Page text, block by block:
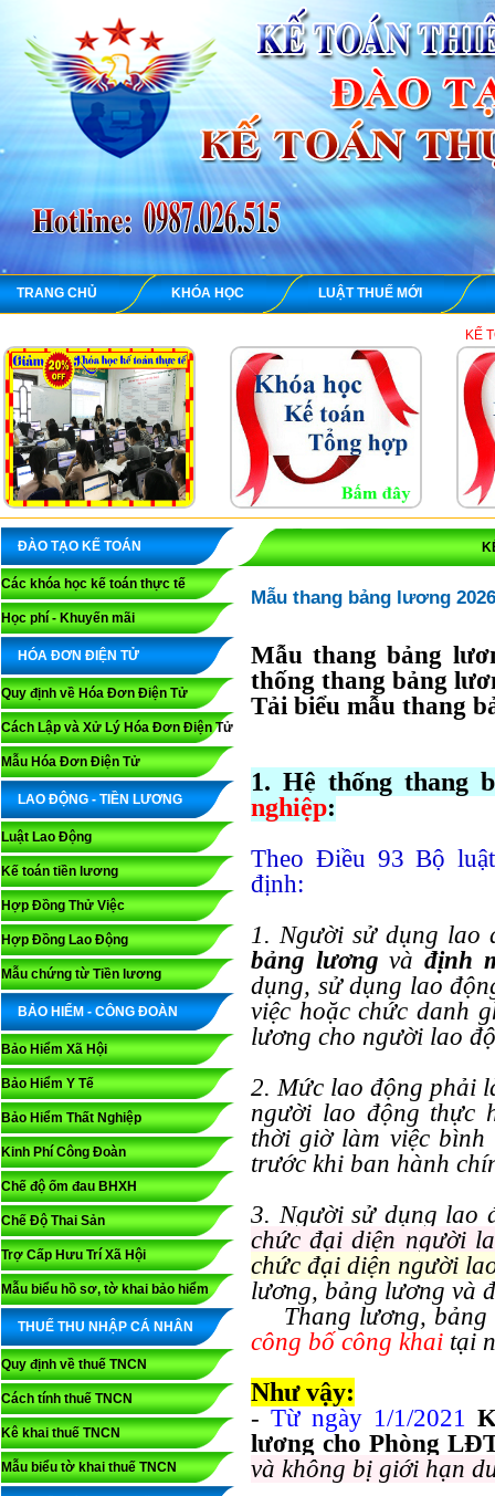
TRANG CHỦ KHÓA HỌC LUẬT THUẾ MỚI
KẾ TOÁN THIÊN
ĐÀO TẠO KẾ TOÁN
Các khóa học kế toán thực tế
Học phí - Khuyến mãi
HÓA ĐƠN ĐIỆN TỬ
Quy định về Hóa Đơn Điện Tử
Cách Lập và Xử Lý Hóa Đơn Điện Tử
Mẫu Hóa Đơn Điện Tử
LAO ĐỘNG - TIỀN LƯƠNG
Luật Lao Động
Kế toán tiền lương
Hợp Đồng Thử Việc
Hợp Đồng Lao Động
Mẫu chứng từ Tiền lương
BẢO HIỂM - CÔNG ĐOÀN
Bảo Hiểm Xã Hội
Bảo Hiểm Y Tế
Bảo Hiểm Thất Nghiệp
Kinh Phí Công Đoàn
Chế độ ốm đau BHXH
Chế Độ Thai Sản
Trợ Cấp Hưu Trí Xã Hội
Mẫu biểu hồ sơ, tờ khai bảo hiểm
THUẾ THU NHẬP CÁ NHÂN
Quy định về thuế TNCN
Cách tính thuế TNCN
Kê khai thuế TNCN
Mẫu biểu tờ khai thuế TNCN
Mẫu thang bảng lương
Mẫu thang bảng
thống thang bảng
Tải biểu mẫu thang
1. Hệ thống thang
nghiệp:
Theo Điều 93 Bộ
định:
1. Người sử dụng lao
bảng lương vàđịnh
dụng, sử dụng lao
việc hoặc chức danh
lương cho người lao
2. Mức lao động phải
người lao động thực
thời giờ làm việc
trước khi ban hành
3. Người sử dụng lao
chức đại diện người
chức đại diện người
lương, bảng lương và
Thang lương, bảng
công bố công khai tại
Như vậy:
-Từ ngày 1/1/2021
lương cho Phòng
và không bị giới hạn